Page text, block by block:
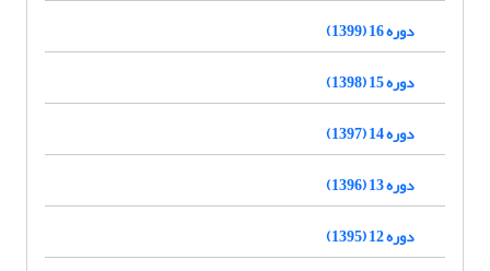
دوره 16 (1399)
دوره 15 (1398)
دوره 14 (1397)
دوره 13 (1396)
دوره 12 (1395)